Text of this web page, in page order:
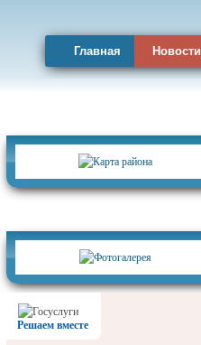
Главная Новости
Решаем вместе